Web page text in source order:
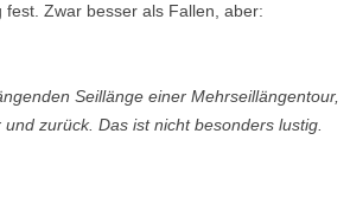
Zwar besser als Fallen, aber:
Seillänge einer Mehrseillängentour,
zurück. Das ist nicht besonders lustig.